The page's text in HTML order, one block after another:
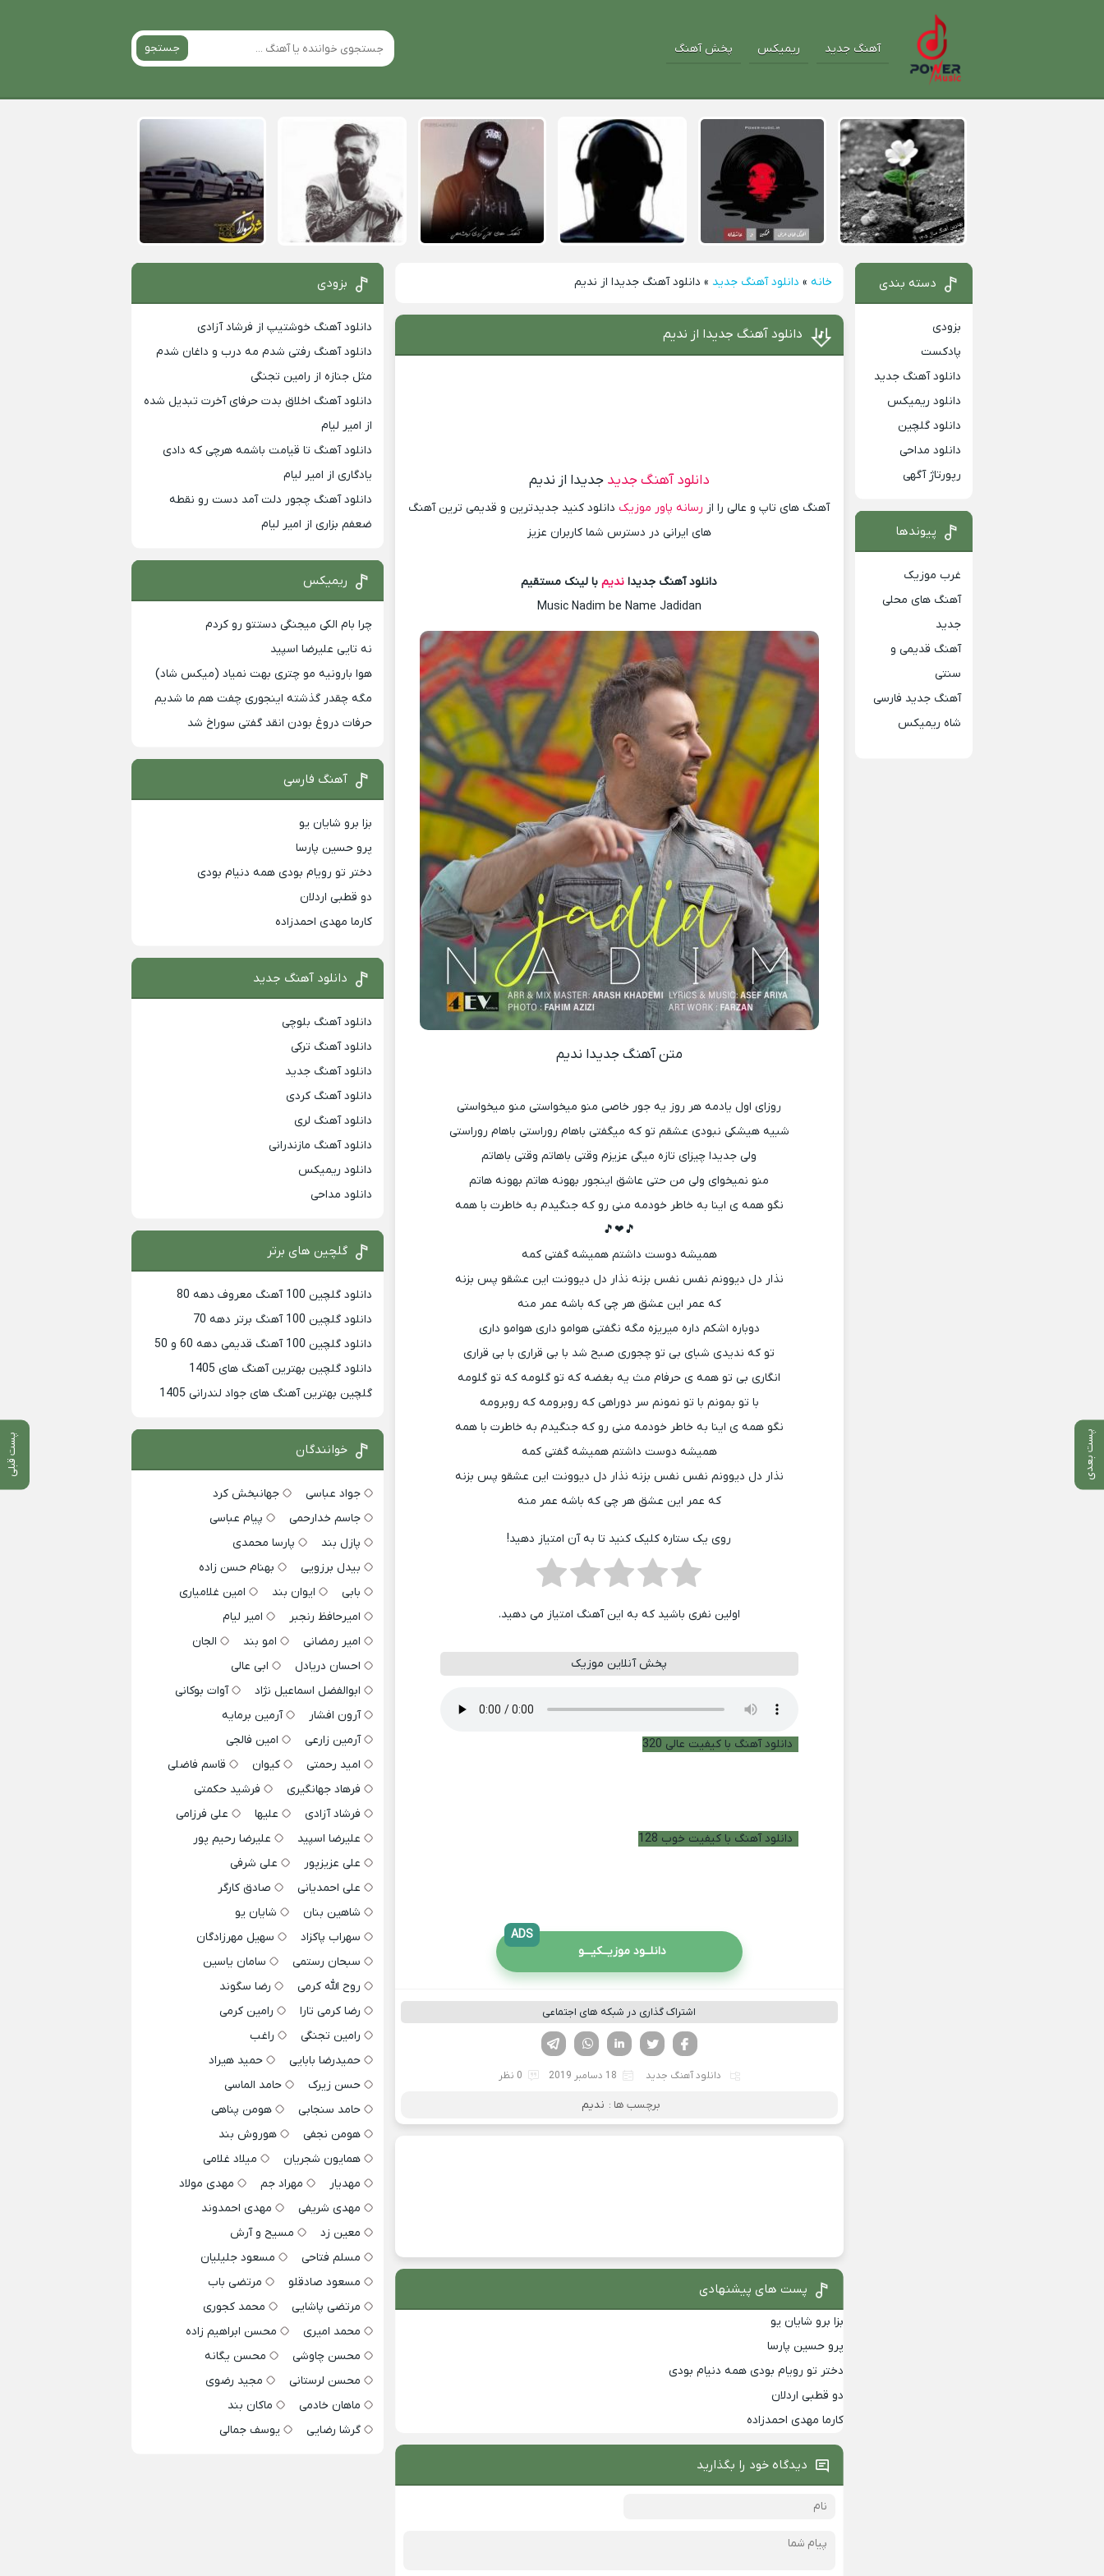
آهنگ جدید ریمیکس پخش آهنگ جستجو
خانه » دانلود آهنگ جدید » دانلود آهنگ جدیدا از ندیم
پست بعدی پست قبلی
دانلود آهنگ جدیدا از ندیم
دانلود آهنگ جدید جدیدا از ندیم
آهنگ های تاپ و عالی را از رسانه پاور موزیک دانلود کنید جدیدترین و قدیمی ترین آهنگ
های ایرانی در دسترس شما کاربران عزیز
دانلود آهنگ جدیدا ندیم با لینک مستقیم
Music Nadim be Name Jadidan
متن آهنگ جدیدا ندیم
روزای اول یادمه هر روز یه جور خاصی منو میخواستی منو میخواستی
شبیه هیشکی نبودی عشقم تو که میگفتی باهام روراستی باهام روراستی
ولی جدیدا چیزای تازه میگی عزیزم وقتی باهاتم وقتی باهاتم
منو نمیخوای ولی من حتی عاشق اینجور بهونه هاتم بهونه هاتم
نگو همه ی اینا به خاطر خودمه منی رو که جنگیدم به خاطرت با همه
🎵❤🎵
همیشه دوست داشتم همیشه گفتی کمه
نذار دل دیوونم نفس نفس بزنه نذار دل دیوونت این عشقو پس بزنه
که عمر این عشق هر چی که باشه عمر منه
دوباره اشکم داره میریزه مگه نگفتی هوامو داری هوامو داری
تو که ندیدی شبای بی تو چجوری صبح شد با بی قراری با بی قراری
انگاری بی تو همه ی حرفام مث یه بغضه که تو گلومه که تو گلومه
با تو بمونم با تو نمونم سر دوراهی که روبرومه که روبرومه
نگو همه ی اینا به خاطر خودمه منی رو که جنگیدم به خاطرت با همه
همیشه دوست داشتم همیشه گفتی کمه
نذار دل دیوونم نفس نفس بزنه نذار دل دیوونت این عشقو پس بزنه
که عمر این عشق هر چی که باشه عمر منه
روی یک ستاره کلیک کنید تا به آن امتیاز دهید!
اولین نفری باشید که به این آهنگ امتیاز می دهید.
پخش آنلاین موزیک
دانلود آهنگ با کیفیت عالی 320
دانلود آهنگ با کیفیت خوب 128
دانلــود موزیــکیـــو
ADS
اشتراک گذاری در شبکه های اجتماعی
لینکدین تویتر
فیسوک
دانلود آهنگ جدید 18 دسامبر 2019 0 نظر
برچسب ها : ندیم
پست های پیشنهادی
بزا برو شایان یو
پرو حسین پارسا
دختر تو رویام بودی همه دنیام بودی
دو قطبی اردلان
کارما مهدی احمدزاده
دیدگاه خود را بگذارید
دسته بندی
بزودی
پادکست
دانلود آهنگ جدید
دانلود ریمیکس
دانلود گلچین
دانلود مداحی
رپورتاژ آگهی
پیوندها
غرب موزیک
آهنگ های محلی
جدید
آهنگ قدیمی و
سنتی
آهنگ جدید فارسی
شاه ریمیکس
بزودی
دانلود آهنگ خوشتیپ از فرشاد آزادی
دانلود آهنگ رفتی شدم مه درب و داغان شدم
مثل جنازه از رامین تجنگی
دانلود آهنگ اخلاق بدت حرفای آخرت تبدیل شده
از امیر لیام
دانلود آهنگ تا قیامت باشمه هرچی که دادی
یادگاری از امیر لیام
دانلود آهنگ چجور دلت آمد دست رو نقطه
ضعفم بزاری از امیر لیام
ریمیکس
چرا بام الکی میجنگی دستتو رو کردم
نه تایی علیرضا اسپید
هوا بارونیه مو چتری بهت نمیاد (میکس شاد)
مگه چقدر گذشته اینجوری چفت هم ما شدیم
حرفات دروغ بودن انقد گفتی سوراخ شد
آهنگ فارسی
بزا برو شایان یو
پرو حسین پارسا
دختر تو رویام بودی همه دنیام بودی
دو قطبی اردلان
کارما مهدی احمدزاده
دانلود آهنگ جدید
دانلود آهنگ بلوچی
دانلود آهنگ ترکی
دانلود آهنگ جدید
دانلود آهنگ کردی
دانلود آهنگ لری
دانلود آهنگ مازندرانی
دانلود ریمیکس
دانلود مداحی
گلچین های برتر
دانلود گلچین 100 آهنگ معروف دهه 80
دانلود گلچین 100 آهنگ برتر دهه 70
دانلود گلچین 100 آهنگ قدیمی دهه 60 و 50
دانلود گلچین بهترین آهنگ های 1405
گلچین بهترین آهنگ های جواد لندرانی 1405
خوانندگان
جواد عباسی
جهانبخش کرد
جاسم خدارحمی
پیام عباسی
پازل بند
پارسا محمدی
بیدل برزویی
بهنام حسن زاده
بابی
ایوان بند
امین غلامیاری
امیرحافظ رنجبر
امیر لیام
امیر رمضانی
امو بند
الجان
احسان دریادل
ابی عالی
ابوالفضل اسماعیل نژاد
آوات بوکانی
آرون افشار
آرمین برمایه
آرمین زارعی
امین فالجی
امید رحمتی
کیوان
قاسم فاضلی
فرهاد جهانگیری
فرشید حکمتی
فرشاد آزادی
علیها
علی فرزامی
علیرضا اسپید
علیرضا رحیم پور
علی عزیزپور
علی شرفی
علی احمدیانی
صادق کارگر
شاهین بنان
شایان یو
سهراب پاکزاد
سهیل مهرزادگان
سبحان رستمی
سامان یاسین
روح الله کرمی
رضا سگوند
رضا کرمی تارا
رامین کرمی
رامین تجنگی
راغب
حمیدرضا بابایی
حمید هیراد
حسن زیرک
حامد الماسی
حامد سنجابی
هومن پناهی
هومن نجفی
هوروش بند
همایون شجریان
میلاد غلامی
مهدیار
مهراد جم
مهدی مولاد
مهدی شریفی
مهدی احمدوند
معین زد
مسیح و آرش
مسلم فتاحی
مسعود جلیلیان
مسعود صادقلو
مرتضی باب
مرتضی پاشایی
محمد کجوری
محمد امیری
محسن ابراهیم زاده
محسن چاوشی
محسن یگانه
محسن لرستانی
مجید رضوی
ماهان خادمی
ماکان بند
گرشا رضایی
یوسف جمالی